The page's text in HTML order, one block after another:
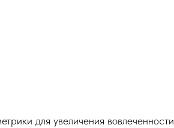
для увеличения вовлеченности